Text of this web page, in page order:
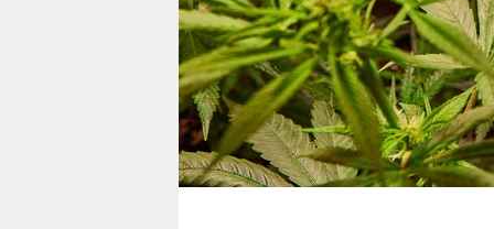
shop
fragen & hilfe
unterstützen
abo
genossenschaft